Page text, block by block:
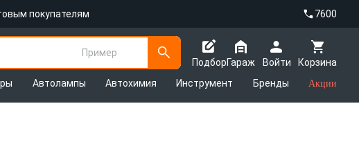
покупателям 7600
Пример
Подбор
Корзина
Гараж
Войти
Автолампы Автохимия Инструмент Бренды Акции